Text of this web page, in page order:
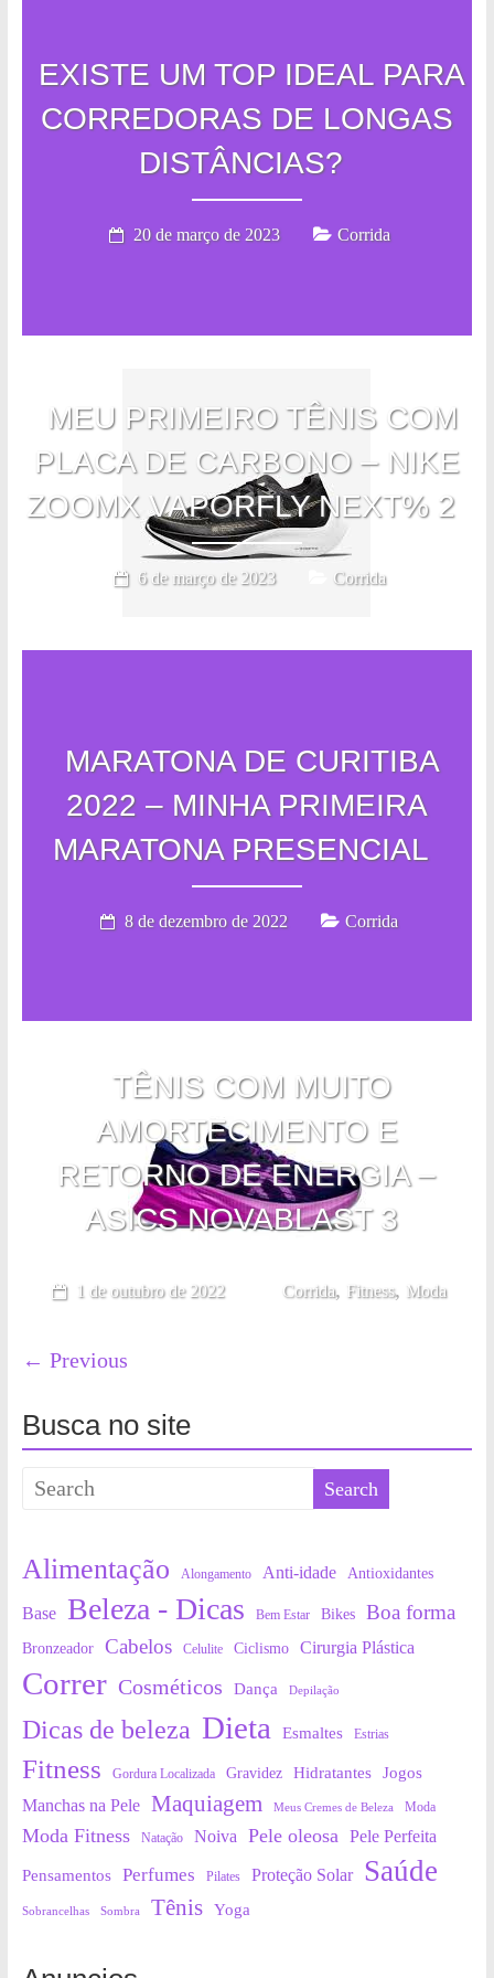
EXISTE UM TOP IDEAL PARA
CORREDORAS DE LONGAS
DISTÂNCIAS?
20 de março de 2023 Corrida
MEU PRIMEIRO TÊNIS COM
PLACA DE CARBONO – NIKE
ZOOMX VAPORFLY NEXT% 2
6 de março de 2023 Corrida
MARATONA DE CURITIBA
2022 – MINHA PRIMEIRA
MARATONA PRESENCIAL
8 de dezembro de 2022 Corrida
TÊNIS COM MUITO
AMORTECIMENTO E
RETORNO DE ENERGIA –
ASICS NOVABLAST 3
1 de outubro de 2022 Corrida, Fitness, Moda
← Previous
Busca no site
Alimentação Alongamento Anti-idade Antioxidantes
Base Beleza - Dicas Bem Estar Bikes Boa forma
Bronzeador Cabelos Celulite Ciclismo Cirurgia Plástica
Correr Cosméticos Dança Depilação
Dicas de beleza Dieta Esmaltes Estrias
Fitness Gordura Localizada Gravidez Hidratantes Jogos
Manchas na Pele Maquiagem Meus Cremes de Beleza Moda
Moda Fitness Natação Noiva Pele oleosa Pele Perfeita
Pensamentos Perfumes Pilates Proteção Solar Saúde
Sobrancelhas Sombra Tênis Yoga